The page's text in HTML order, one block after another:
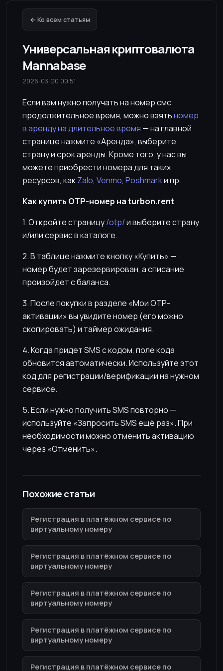
← Ко всем статьям
Универсальная криптовалюта
Mannabase
2026-03-20 00:51
Если вам нужно получать на номер смс
продолжительное время, можно взятьномер
в аренду на длительное время — на главной
странице нажмите «Аренда», выберите
страну и срок аренды. Кроме того, у нас вы
можете приобрести номера для таких
ресурсов, какZalo, Venmo, Poshmarkи пр.
Как купить OTP-номер на turbon.rent
1. Откройте страницу/otp/и выберите страну
и/или сервис в каталоге.
2. В таблице нажмите кнопку «Купить» —
номер будет зарезервирован, а списание
произойдет с баланса.
3. После покупки в разделе «Мои OTP-
активации» вы увидите номер (его можно
скопировать) и таймер ожидания.
4. Когда придет SMS с кодом, поле кода
обновится автоматически. Используйте этот
код для регистрации/верификации на нужном
сервисе.
5. Если нужно получить SMS повторно —
используйте «Запросить SMS ещё раз». При
необходимости можно отменить активацию
через «Отменить».
Похожие статьи
Регистрация в платёжном сервисе по
виртуальному номеру
Регистрация в платёжном сервисе по
виртуальному номеру
Регистрация в платёжном сервисе по
виртуальному номеру
Регистрация в платёжном сервисе по
виртуальному номеру
Регистрация в платёжном сервисе по